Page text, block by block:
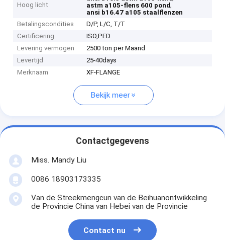
Hoog licht
astm a105-flens 600 pond,
ansi b16.47 a105 staalflenzen
Betalingscondities
D/P, L/C, T/T
Certificering
ISO,PED
Levering vermogen
2500 ton per Maand
Levertijd
25-40days
Merknaam
XF-FLANGE
Bekijk meer
Contactgegevens
Miss. Mandy Liu
0086 18903173335
Van de Streekmengcun van de Beihuanontwikkeling
de Provincie China van Hebei van de Provincie
Contact nu